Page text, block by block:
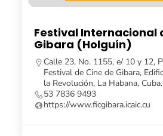
Festival Internacional
Gibara (Holguín)
Calle 23, No. 1155, e/ 10 y 12,
Festival de Cine de Gibara,
la Revolución, La Habana, Cuba.
53 7836 9493
https://www.ficgibara.icaic.cu